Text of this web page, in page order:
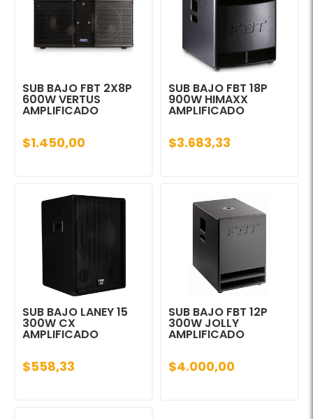
SUB BAJO FBT 2X8P
600W VERTUS
AMPLIFICADO
$1.450,00
SUB BAJO FBT 18P
900W HIMAXX
AMPLIFICADO
$3.683,33
SUB BAJO LANEY 15
300W CX
AMPLIFICADO
$558,33
SUB BAJO FBT 12P
300W JOLLY
AMPLIFICADO
$4.000,00